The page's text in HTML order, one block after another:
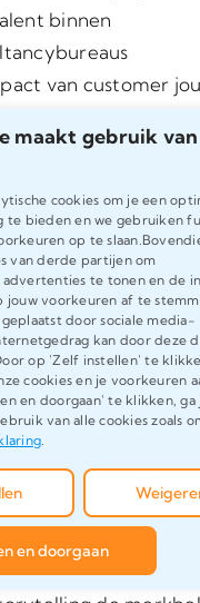
maakt gebruik van
cookies om je een
te bieden en we gebruiken
op te
van derde partijen om
te tonen en de
jouw voorkeuren af te
door sociale media-
kan door deze
op 'Zelf instellen' te
cookies en je voorkeuren
en doorgaan' te klikken, ga
van alle cookies zoals
.
en doorgaan
binnen
van customer
& Media
van micro-
op
study van
communicatie en